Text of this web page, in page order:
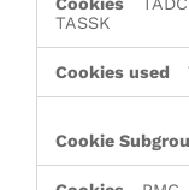
TASSK